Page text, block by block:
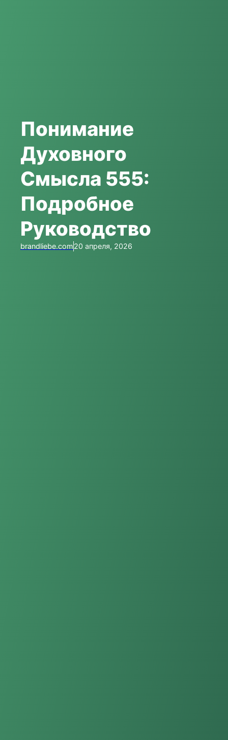
Понимание
Духовного
Смысла 555:
Подробное
Руководство
brandliebe.com20 апреля, 2026